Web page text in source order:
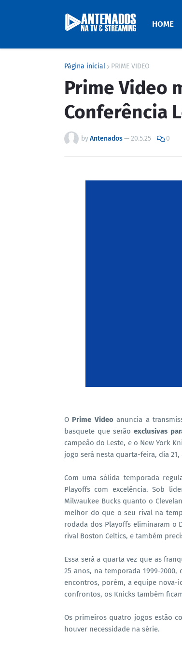
HOME
Página inicial PRIME VIDEO
Prime Video
Conferência
byAntenados—20.5.25 0
O Prime Videoanuncia a
basquete que serãoexclusivas
campeão do Leste, e o New York
jogo será nesta quarta-feira, dia
Com uma sólida temporada
Playoffs com excelência. Sob
Milwaukee Bucks quanto o
melhor do que o seu rival na
rodada dos Playoffs eliminaram o
rival Boston Celtics, e também
Essa será a quarta vez que as
25 anos, na temporada 1999-
encontros, porém, a equipe nova-
confrontos, os Knicks também
Os primeiros quatro jogos estão
houver necessidade na série.